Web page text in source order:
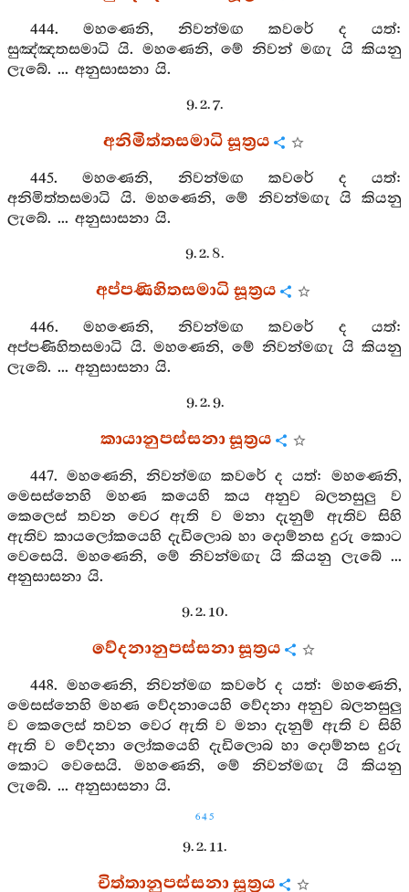
444. මහණෙනි, නිවන්මඟ කවරේ ද යත්:
සුඤ්ඤතසමාධි යි. මහණෙනි, මේ නිවන් මඟැ යි කියනු
ලැබේ. ... අනුසාසනා යි.
9. 2. 7.
අනිමිත්තසමාධි සූත්‍රය
445. මහණෙනි, නිවන්මඟ කවරේ ද යත්:
අනිමිත්තසමාධි යි. මහණෙනි, මේ නිවන්මඟැ යි කියනු
ලැබේ. ... අනුසාසනා යි.
9. 2. 8.
අප්පණිහිතසමාධි සූත්‍රය
446. මහණෙනි, නිවන්මඟ කවරේ ද යත්:
අප්පණිහිතසමාධි යි. මහණෙනි, මේ නිවන්මඟැ යි කියනු
ලැබේ. ... අනුසාසනා යි.
9. 2. 9.
කායානුපස්සනා සූත්‍රය
447. මහණෙනි, නිවන්මඟ කවරේ ද යත්: මහණෙනි,
මෙසස්නෙහි මහණ කයෙහි කය අනුව බලනසුලු ව
කෙලෙස් තවන වෙර ඇති ව මනා දැනුම් ඇතිව සිහි
ඇතිව කායලෝකයෙහි දැඩිලොබ හා දොම්නස දුරු කොට
වෙසෙයි. මහණෙනි, මේ නිවන්මඟැ යි කියනු ලැබේ ...
අනුසාසනා යි.
9. 2. 10.
වේදනානුපස්සනා සූත්‍රය
448. මහණෙනි, නිවන්මඟ කවරේ ද යත්: මහණෙනි,
මෙසස්නෙහි මහණ වේදනායෙහි වේදනා අනුව බලනසුලු
ව කෙලෙස් තවන වෙර ඇති ව මනා දැනුම් ඇති ව සිහි
ඇති ව වේදනා ලෝකයෙහි දැඩිලොබ හා දොම්නස දුරු
කොට වෙසෙයි. මහණෙනි, මේ නිවන්මඟැ යි කියනු
ලැබේ. ... අනුසාසනා යි.
645
9. 2. 11.
චිත්තානුපස්සනා සූත්‍රය